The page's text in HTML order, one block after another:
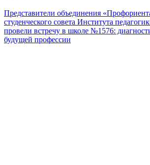
Представители объединения
студенческого совета Института
провели встречу в школе №1576:
будущей профессии